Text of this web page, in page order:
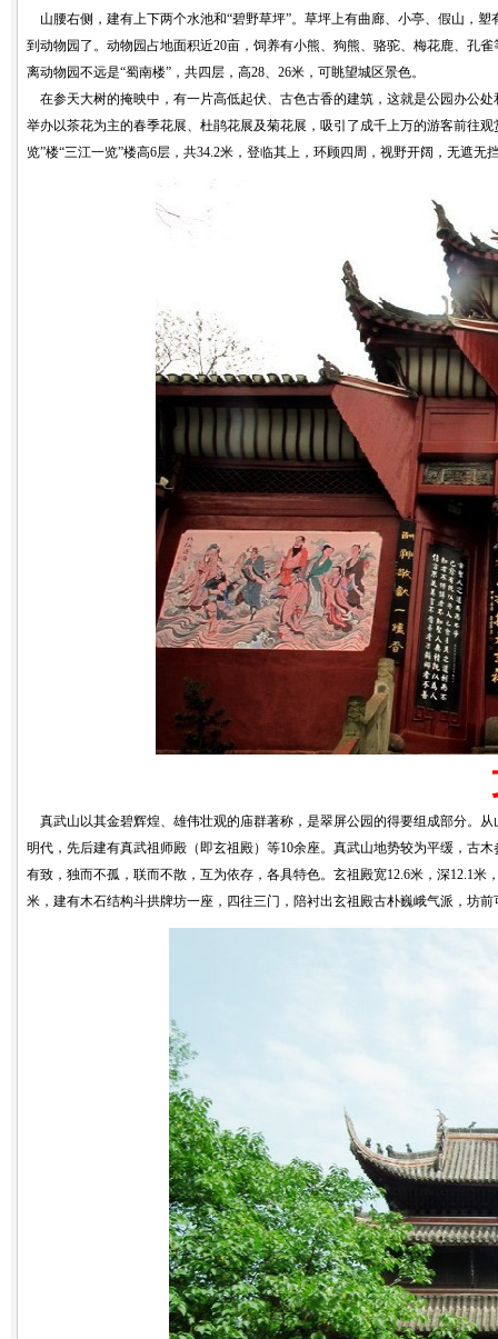
山腰右侧，建有上下两个水池和“碧野草坪”。草坪上有曲廊、小亭、假山，
到动物园了。动物园占地面积近20亩，饲养有小熊、狗熊、骆驼、梅花鹿、孔
离动物园不远是“蜀南楼”，共四层，高28、26米，可眺望城区景色。
在参天大树的掩映中，有一片高低起伏、古色古香的建筑，这就是公园办公
举办以茶花为主的春季花展、杜鹃花展及菊花展，吸引了成千上万的游客前往
览”楼“三江一览”楼高6层，共34.2米，登临其上，环顾四周，视野开阔，无遮
真武山以其金碧辉煌、雄伟壮观的庙群著称，是翠屏公园的得要组成部分。
明代，先后建有真武祖师殿（即玄祖殿）等10余座。真武山地势较为平缓，古
有致，独而不孤，联而不散，互为依存，各具特色。玄祖殿宽12.6米，深12.1
米，建有木石结构斗拱牌坊一座，四往三门，陪衬出玄祖殿古朴巍峨气派，坊